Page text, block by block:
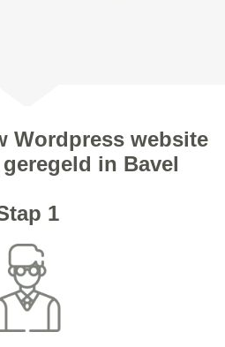
Wordpress website
in Bavel
1